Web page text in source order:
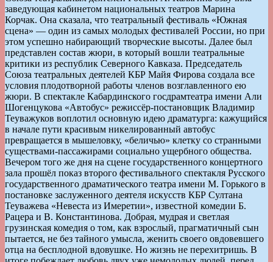
заведующая кабинетом национальных театров Марина
Корчак. Она сказала, что театральный фестиваль «Южная
сцена» — один из самых молодых фестивалей России, но при
этом успешно набирающий творческие высоты. Далее был
представлен состав жюри, в который вошли театральные
критики из республик Северного Кавказа. Председатель
Союза театральных деятелей КБР Майя Фирова создала все
условия плодотворной работы членов возглавленного ею
жюри. В спектакле Кабардинского госдрамтеатра имени Али
Шогенцукова «Автобус» режиссёр-постановщик Владимир
Теуважуков воплотил основную идею драматурга: кажущийся
в начале пути красивым никелированный автобус
превращается в мышеловку, «беличью» клетку со странными
существами-пассажирами социально ущербного общества.
Вечером того же дня на сцене государственного концертного
зала прошёл показ второго фестивального спектакля Русского
государственного драматического театра имени М. Горького в
постановке заслуженного деятеля искусств КБР Султана
Теуважева «Невеста из Имеретии», известной комедии Б.
Рацера и В. Константинова. Добрая, мудрая и светлая
грузинская комедия о том, как взрослый, прагматичный сын
пытается, не без тайного умысла, женить своего овдовевшего
отца на бесплодной вдовушке. Но жизнь не перехитришь. В